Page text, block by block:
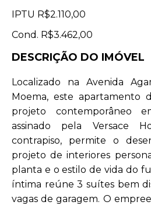
IPTU R$2.110,00
Cond. R$3.462,00
DESCRIÇÃO DO IMÓVEL
Localizado na Avenida
Moema, este apartamento
projeto contemporâneo
assinado pela Versace
contrapiso, permite o
projeto de interiores
planta e o estilo de vida do
íntima reúne 3 suítes bem
vagas de garagem. O